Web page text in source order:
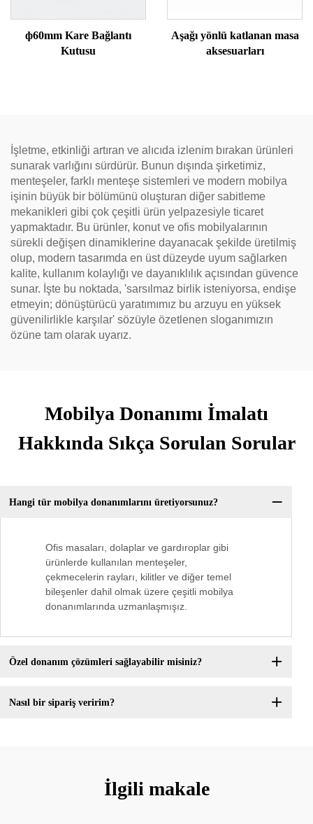
ф60mm Kare Bağlantı
Kutusu
Aşağı yönlü katlanan masa
aksesuarları
İşletme, etkinliği artıran ve alıcıda izlenim bırakan ürünleri
sunarak varlığını sürdürür. Bunun dışında şirketimiz,
menteşeler, farklı menteşe sistemleri ve modern mobilya
işinin büyük bir bölümünü oluşturan diğer sabitleme
mekanikleri gibi çok çeşitli ürün yelpazesiyle ticaret
yapmaktadır. Bu ürünler, konut ve ofis mobilyalarının
sürekli değişen dinamiklerine dayanacak şekilde üretilmiş
olup, modern tasarımda en üst düzeyde uyum sağlarken
kalite, kullanım kolaylığı ve dayanıklılık açısından güvence
sunar. İşte bu noktada, 'sarsılmaz birlik isteniyorsa, endişe
etmeyin; dönüştürücü yaratımımız bu arzuyu en yüksek
güvenilirlikle karşılar' sözüyle özetlenen sloganımızın
özüne tam olarak uyarız.
Mobilya Donanımı İmalatı
Hakkında Sıkça Sorulan Sorular
Hangi tür mobilya donanımlarını üretiyorsunuz?
Ofis masaları, dolaplar ve gardıroplar gibi
ürünlerde kullanılan menteşeler,
çekmecelerin rayları, kilitler ve diğer temel
bileşenler dahil olmak üzere çeşitli mobilya
donanımlarında uzmanlaşmışız.
Özel donanım çözümleri sağlayabilir misiniz?
Nasıl bir sipariş veririm?
İlgili makale